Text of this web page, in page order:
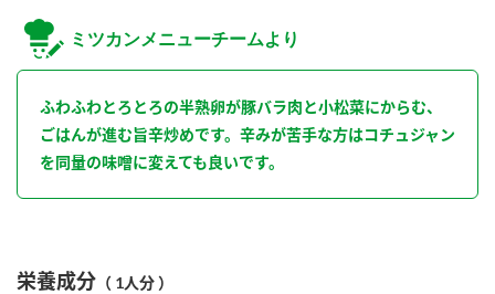
ミツカンメニューチームより
ふわふわとろとろの半熟卵が豚バラ肉と小松菜にからむ、
ごはんが進む旨辛炒めです。辛みが苦手な方はコチュジャン
を同量の味噌に変えても良いです。
栄養成分 （ 1人分 ）